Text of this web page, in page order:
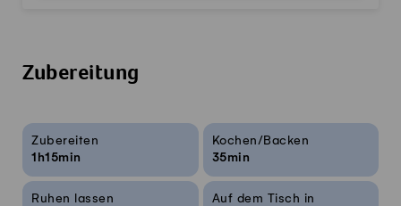
Zubereitung
Rezeptinfos
Zubereiten
1h15min
Kochen/Backen
35min
Ruhen lassen
Auf dem Tisch in